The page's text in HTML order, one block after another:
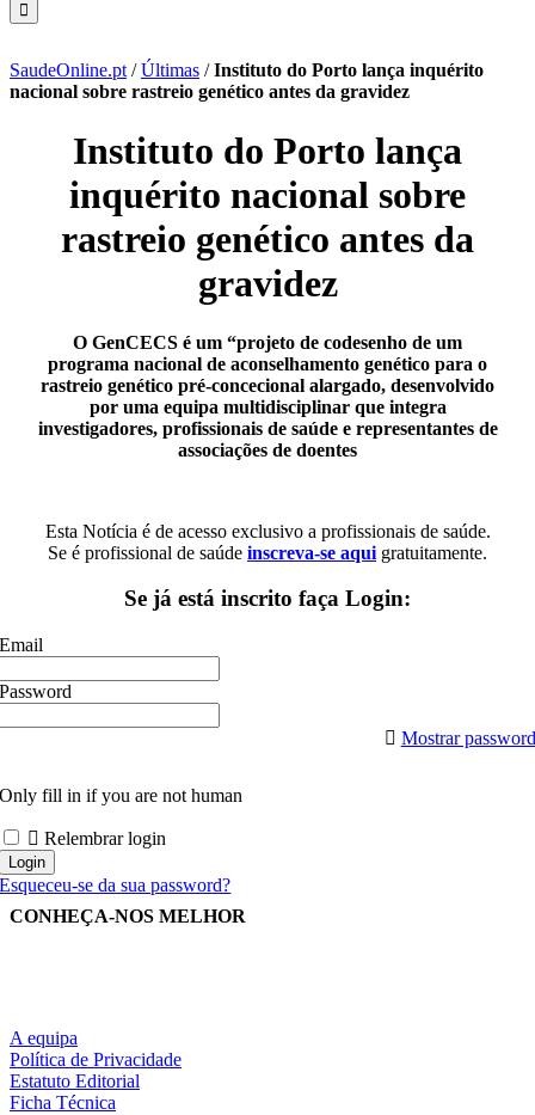
SaudeOnline.pt /Últimas /Instituto do Porto lança inquérito
nacional sobre rastreio genético antes da gravidez
Instituto do Porto lança
inquérito nacional sobre
rastreio genético antes da
gravidez
O GenCECS é um “projeto de codesenho de um
programa nacional de aconselhamento genético para o
rastreio genético pré-concecional alargado, desenvolvido
por uma equipa multidisciplinar que integra
investigadores, profissionais de saúde e representantes de
associações de doentes
Esta Notícia é de acesso exclusivo a profissionais de saúde.
Se é profissional de saúde inscreva-se aqui gratuitamente.
Se já está inscrito faça Login:
Email
Password
Mostrar password
Only fill in if you are not human
Relembrar login
Esqueceu-se da sua password?
CONHEÇA-NOS MELHOR
A equipa
Política de Privacidade
Estatuto Editorial
Ficha Técnica